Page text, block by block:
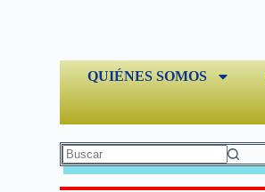
QUIÉNES SOMOS